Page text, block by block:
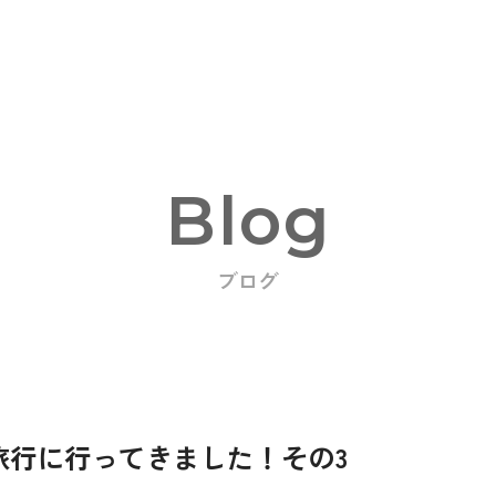
Blog
ブログ
に行ってきました！その3